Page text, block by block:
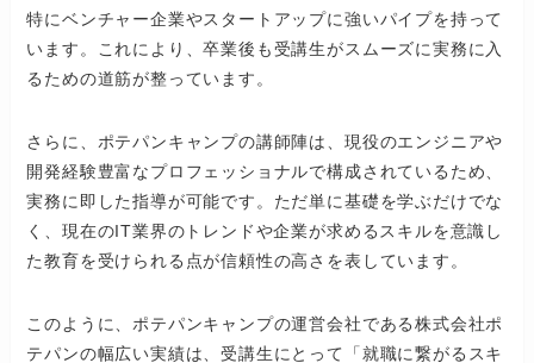
特にベンチャー企業やスタートアップに強いパイプを持って
います。これにより、卒業後も受講生がスムーズに実務に入
るための道筋が整っています。
さらに、ポテパンキャンプの講師陣は、現役のエンジニアや
開発経験豊富なプロフェッショナルで構成されているため、
実務に即した指導が可能です。ただ単に基礎を学ぶだけでな
く、現在のIT業界のトレンドや企業が求めるスキルを意識し
た教育を受けられる点が信頼性の高さを表しています。
このように、ポテパンキャンプの運営会社である株式会社ポ
テパンの幅広い実績は、受講生にとって「就職に繋がるスキ